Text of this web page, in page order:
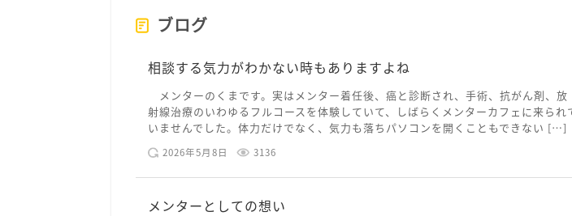
ブログ
相談する気力がわかない時もありますよね
メンターのくまです。実はメンター着任後、癌と診断され、手術、抗がん剤、放
射線治療のいわゆるフルコースを体験していて、しばらくメンターカフェに来られ
いませんでした。体力だけでなく、気力も落ちパソコンを開くこともできない […]
2026年5月8日 3136
メンターとしての想い